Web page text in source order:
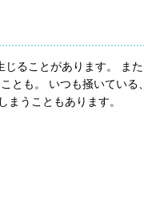
ることがあります。 ま
も。 いつも掻いている
まうこともあります。